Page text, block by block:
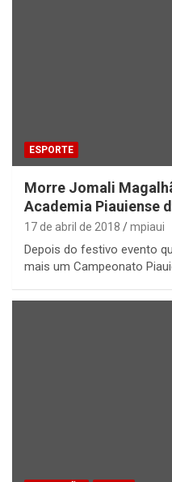
ESPORTE
Morre Jomali
Academia Piauiense
17 de abril de 2018 mpiaui
Depois do festivo evento
mais um Campeonato